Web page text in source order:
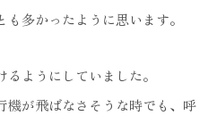
多かったように思います。
ようにしていました。
機が飛ばなさそうな時でも、呼